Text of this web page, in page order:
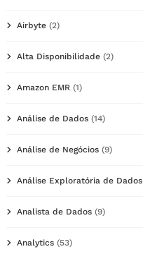
Airbyte (2)
Alta Disponibilidade (2)
Amazon EMR (1)
Análise de Dados (14)
Análise de Negócios (9)
Análise Exploratória de Dados
Analista de Dados (9)
Analytics (53)